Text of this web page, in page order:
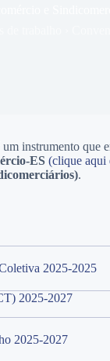
instrumento que
ES (clique aqui
.
2025-2025
2025-2027
2025-2027